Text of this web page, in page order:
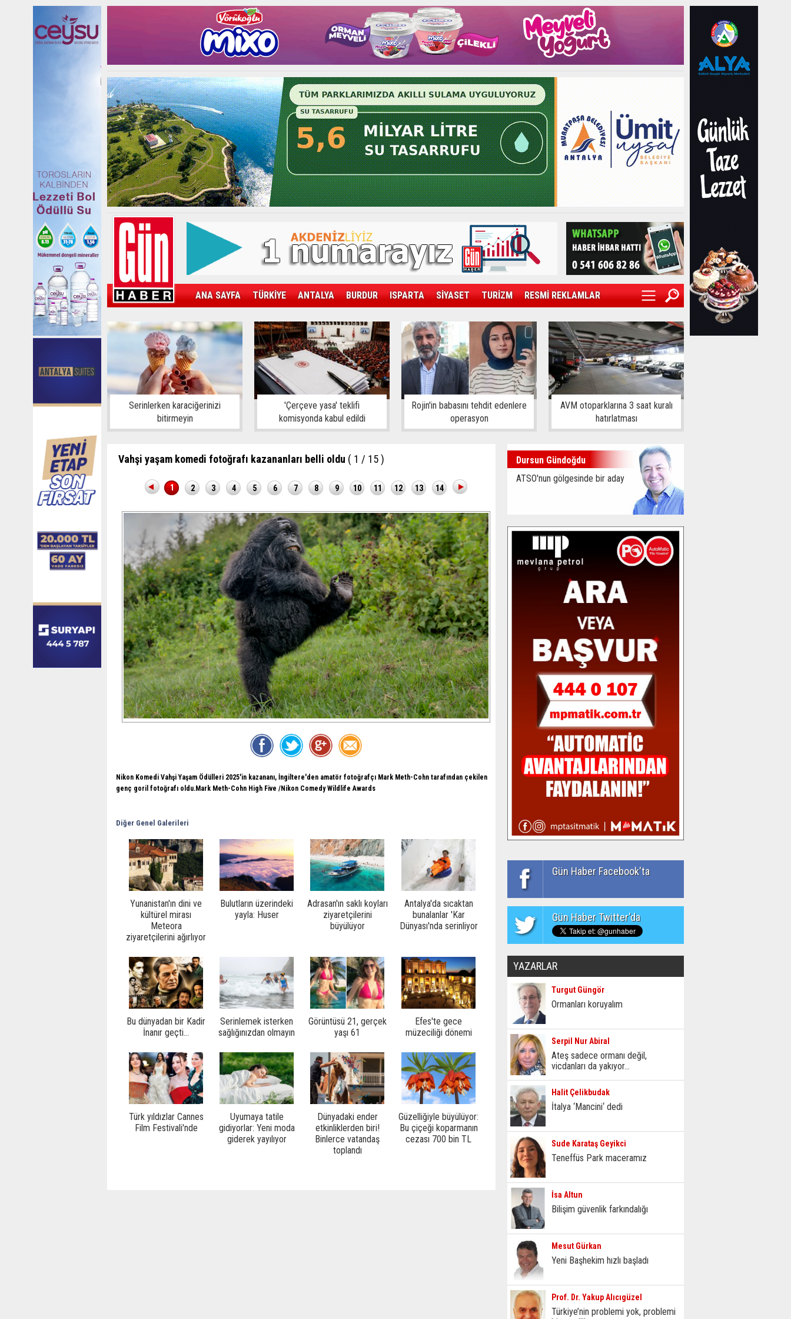
ANA SAYFA TÜRKİYE ANTALYA BURDUR ISPARTA SİYASET TURİZM RESMİ REKLAMLAR
KAMPÜS GÜN'ÜN ÜRÜNÜ SAĞLIK EKONOMİ DÜNYA
Serinlerken karaciğerinizi
bitirmeyin
'Çerçeve yasa' teklifi
komisyonda kabul edildi
Rojin'in babasını tehdit edenlere
operasyon
AVM otoparklarına 3 saat kuralı
hatırlatması
Vahşi yaşam komedi fotoğrafı kazananları belli oldu ( 1 / 15 )
1 2 3 4 5 6 7 8 9 10 11 12 13 14
Nikon Komedi Vahşi Yaşam Ödülleri 2025'in kazananı, İngiltere'den amatör fotoğrafçı Mark Meth-Cohn tarafından çekilen
genç goril fotoğrafı oldu.Mark Meth-Cohn High Five /Nikon Comedy Wildlife Awards
Diğer Genel Galerileri
Yunanistan'ın dini ve
kültürel mirası
Meteora
ziyaretçilerini ağırlıyor
Bulutların üzerindeki
yayla: Huser
Adrasan'ın saklı koyları
ziyaretçilerini
büyülüyor
Antalya'da sıcaktan
bunalanlar 'Kar
Dünyası'nda serinliyor
Bu dünyadan bir Kadir
İnanır geçti...
Serinlemek isterken
sağlığınızdan olmayın
Görüntüsü 21, gerçek
yaşı 61
Efes'te gece
müzeciliği dönemi
Türk yıldızlar Cannes
Film Festivali'nde
Uyumaya tatile
gidiyorlar: Yeni moda
giderek yayılıyor
Dünyadaki ender
etkinliklerden biri!
Binlerce vatandaş
toplandı
Güzelliğiyle büyülüyor:
Bu çiçeği koparmanın
cezası 700 bin TL
Dursun Gündoğdu
ATSO'nun gölgesinde bir aday
Gün Haber Facebook'ta
Gün Haber Twitter'da
YAZARLAR
Turgut Güngör
Ormanları koruyalım
Serpil Nur Abiral
Ateş sadece ormanı değil,
vicdanları da yakıyor...
Halit Çelikbudak
İtalya ‘Mancini‘ dedi
Sude Karataş Geyikci
Teneffüs Park maceramız
İsa Altun
Bilişim güvenlik farkındalığı
Mesut Gürkan
Yeni Başhekim hızlı başladı
Prof. Dr. Yakup Alıcıgüzel
Türkiye’nin problemi yok, problemi